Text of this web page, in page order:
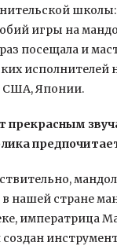
игры на
посещала и
исполнителей
США, Японии.
прекрасным
в нашей стране
императрица